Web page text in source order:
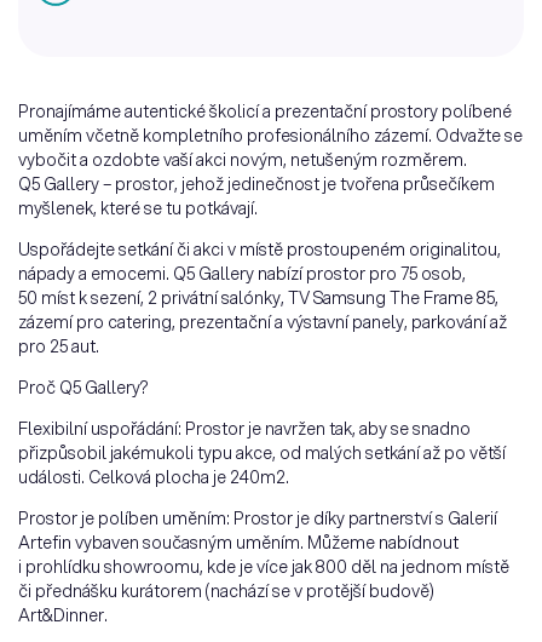
Pronajímáme autentické školicí a prezentační prostory políbené
uměním včetně kompletního profesionálního zázemí. Odvažte se
vybočit a ozdobte vaší akci novým, netušeným rozměrem.
Q5 Gallery – prostor, jehož jedinečnost je tvořena průsečíkem
myšlenek, které se tu potkávají.
Uspořádejte setkání či akci v místě prostoupeném originalitou,
nápady a emocemi. Q5 Gallery nabízí prostor pro 75 osob,
50 míst k sezení, 2 privátní salónky, TV Samsung The Frame 85,
zázemí pro catering, prezentační a výstavní panely, parkování až
pro 25 aut.
Proč Q5 Gallery?
Flexibilní uspořádání: Prostor je navržen tak, aby se snadno
přizpůsobil jakémukoli typu akce, od malých setkání až po větší
události. Celková plocha je 240m2.
Prostor je políben uměním: Prostor je díky partnerství s Galerií
Artefin vybaven současným uměním. Můžeme nabídnout
i prohlídku showroomu, kde je více jak 800 děl na jednom místě
či přednášku kurátorem (nachází se v protější budově)
Art&Dinner.